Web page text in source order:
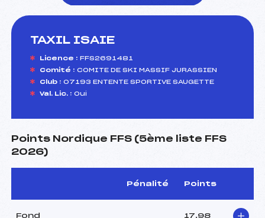
TAXIL ISAIE
Licence : FFS2691481
Comité : COMITE DE SKI MASSIF JURASSIEN
Club : 07193 ENTENTE SPORTIVE SAUGETTE
Val. Lic. : Oui
Points Nordique FFS (5ème liste FFS
2026)
Pénalité Points
Fond 17.98